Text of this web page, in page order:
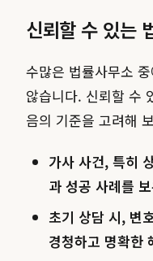
신뢰할 수 있는
수많은 법률사무소
않습니다. 신뢰할 수
음의 기준을 고려해
가사 사건, 특히
과 성공 사례를
초기 상담 시, 변
경청하고 명확한